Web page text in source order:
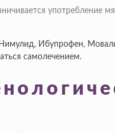
Ибупрофен,
самолечением.